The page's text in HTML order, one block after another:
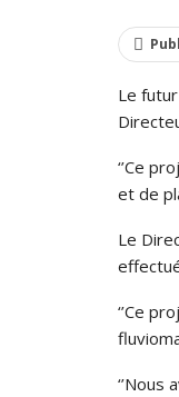
Le
‘’Ce
et de
Le
‘’Ce